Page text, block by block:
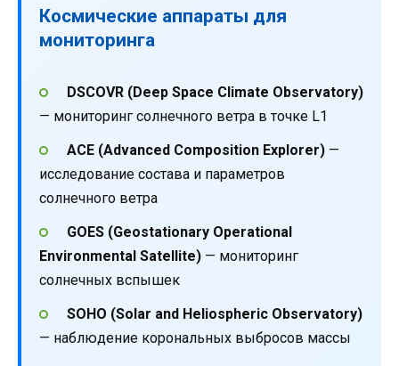
Космические аппараты для
мониторинга
DSCOVR (Deep Space Climate Observatory)
— мониторинг солнечного ветра в точке L1
ACE (Advanced Composition Explorer)—
исследование состава и параметров
солнечного ветра
GOES (Geostationary Operational
Environmental Satellite) — мониторинг
солнечных вспышек
SOHO (Solar and Heliospheric Observatory)
— наблюдение корональных выбросов массы